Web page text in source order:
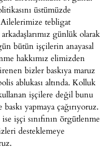
üstümüzde
tebligat
günlük olarak
bütün işçilerin anayasal
hakkımız elimizden
bizler baskıya maruz
ablukası altında. Kolluk
işçilere değil bunu
yapmaya çağırıyoruz.
işçi sınıfının örgütlenme
desteklemeye